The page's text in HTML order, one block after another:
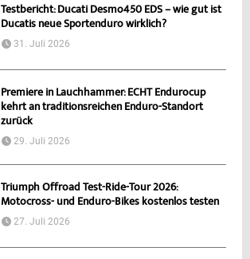
Testbericht: Ducati Desmo450 EDS – wie gut ist
Ducatis neue Sportenduro wirklich?
31. Juli 2026
Premiere in Lauchhammer: ECHT Endurocup
kehrt an traditionsreichen Enduro-Standort
zurück
29. Juli 2026
Triumph Offroad Test-Ride-Tour 2026:
Motocross- und Enduro-Bikes kostenlos testen
27. Juli 2026